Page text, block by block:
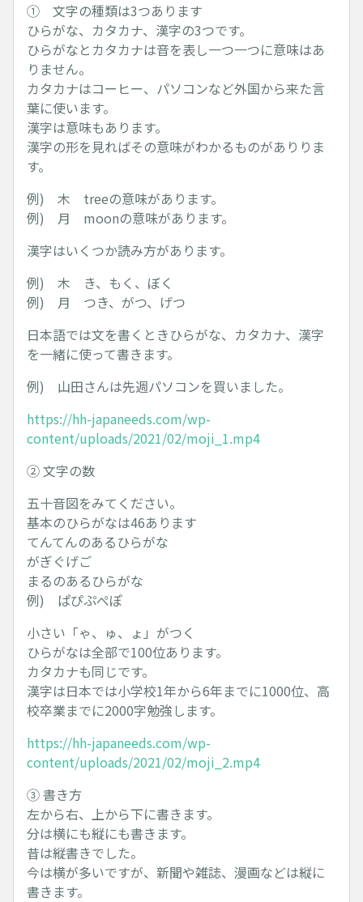
① 文字の種類は3つあります
ひらがな、カタカナ、漢字の3つです。
ひらがなとカタカナは音を表し一つ一つに意味はあ
りません。
カタカナはコーヒー、パソコンなど外国から来た言
葉に使います。
漢字は意味もあります。
漢字の形を見ればその意味がわかるものがありりま
す。
例) 木 treeの意味があります。
例) 月 moonの意味があります。
漢字はいくつか読み方があります。
例) 木 き、もく、ぼく
例) 月 つき、がつ、げつ
日本語では文を書くときひらがな、カタカナ、漢字
を一緒に使って書きます。
例) 山田さんは先週パソコンを買いました。
https://hh-japaneeds.com/wp-
content/uploads/2021/02/moji_1.mp4
② 文字の数
五十音図をみてください。
基本のひらがなは46あります
てんてんのあるひらがな
がぎぐげご
まるのあるひらがな
例) ぱぴぷぺぽ
小さい「ゃ、ゅ、ょ」がつく
ひらがなは全部で100位あります。
カタカナも同じです。
漢字は日本では小学校1年から6年までに1000位、高
校卒業までに2000字勉強します。
https://hh-japaneeds.com/wp-
content/uploads/2021/02/moji_2.mp4
③ 書き方
左から右、上から下に書きます。
分は横にも縦にも書きます。
昔は縦書きでした。
今は横が多いですが、新聞や雑誌、漫画などは縦に
書きます。